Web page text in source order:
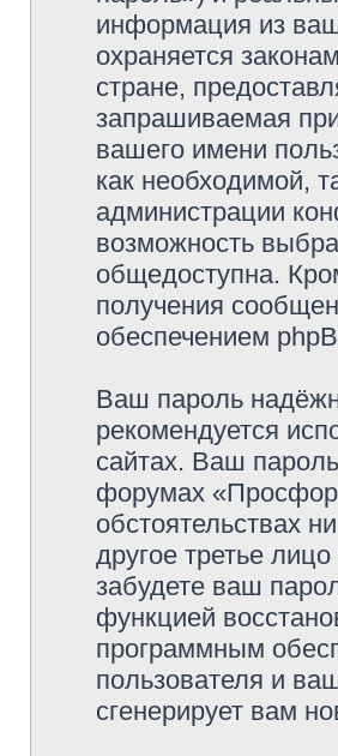
информация из
охраняется
стране,
запрашиваемая
вашего имени
как необходимой,
администрации
возможность
общедоступна.
получения
обеспечением
Ваш пароль
рекомендуется
сайтах. Ваш
форумах
обстоятельствах
другое третье
забудете ваш
функцией
программным
пользователя и
сгенерирует вам